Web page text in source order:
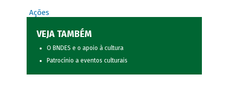
Ações
VEJA TAMBÉM
O BNDES e o apoio à cultura
Patrocínio a eventos culturais